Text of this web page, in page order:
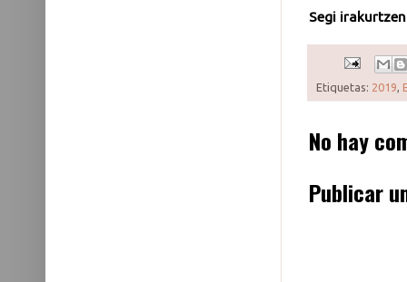
Segi
Etiquetas: 2019
No hay
Publicar